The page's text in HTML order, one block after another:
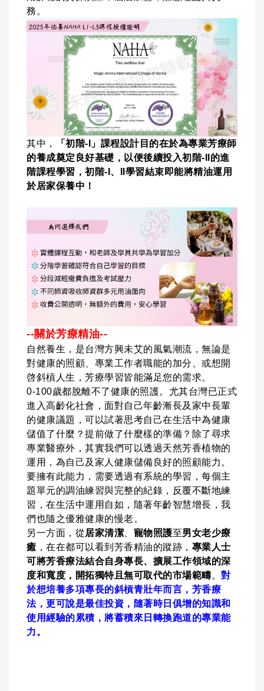
務。
其中，
「初階-I」課程設計目的在於為專業芳療師
的養成奠定良好基礎，以便後續投入初階-II的進
階課程學習，初階-I、II學習結束即能將精油運用
於居家保養中！
--關於芳療精油--
自然養生，是台灣方興未艾的風氣潮流，無論是
對健康的照顧、專業工作者職能的加分、或想開
啓斜槓人生，芳療學習皆能滿足您的需求。
0-100歲都脫離不了健康的照護。尤其台灣已正式
進入高齡化社會，面對自己年齡漸長及家中長輩
的健康議題，可以試著思考自己在生活中為健康
儲值了什麼？提前做了什麼樣的準備？除了尋求
專業醫療外，其實我們可以透過天然芳香植物的
運用，為自己及家人健康儲備良好的照顧能力。
要擁有此能力，需要透過有系統的學習，每個主
題單元的調油練習與完整的紀錄，反覆不斷地練
習，在生活中運用自如，隨著年齡智慧增長，我
們也隨之優雅健康的慢老。
另一方面，從居家清潔 寵物照護至男女老少療
癒 ，在在都可以看到芳香精油的蹤跡， 專業人士
可將芳香療法結合自身專長、擴展工作領域的深
度和寬度，開拓獨特且無可取代的市場範疇。 對
於想培養多項專長的斜槓青壯年而言，芳香療
法，更可說是最佳投資，隨著時日俱增的知識和
使用經驗的累積，將蓄積來日轉換跑道的專業能
力。